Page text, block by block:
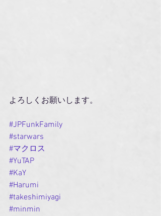
よろしくお願いします。
#JPFunkFamily
#starwars
#マクロス
#YuTAP
#KaY
#Harumi
#takeshimiyagi
#minmin